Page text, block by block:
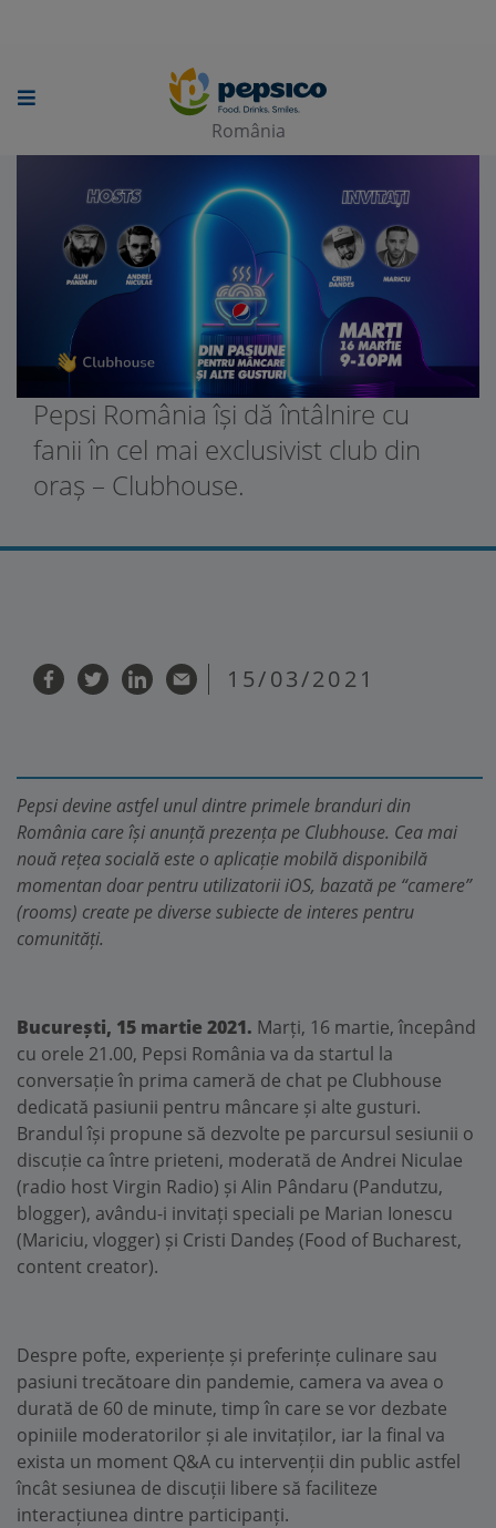
to
main
content
România
Pepsi România își dă întâlnire cu
fanii în cel mai exclusivist club din
oraș – Clubhouse.
15/03/2021
Pepsi devine astfel unul dintre primele branduri din
România care își anunță prezența pe Clubhouse. Cea mai
nouă rețea socială este o aplicație mobilă disponibilă
momentan doar pentru utilizatorii iOS, bazată pe “camere”
(rooms) create pe diverse subiecte de interes pentru
comunități.
București, 15 martie 2021. Marți, 16 martie, începând
cu orele 21.00, Pepsi România va da startul la
conversație în prima cameră de chat pe Clubhouse
dedicată pasiunii pentru mâncare și alte gusturi.
Brandul își propune să dezvolte pe parcursul sesiunii o
discuție ca între prieteni, moderată de Andrei Niculae
(radio host Virgin Radio) și Alin Pândaru (Pandutzu,
blogger), avându-i invitați speciali pe Marian Ionescu
(Mariciu, vlogger) și Cristi Dandeș (Food of Bucharest,
content creator).
Despre pofte, experiențe și preferințe culinare sau
pasiuni trecătoare din pandemie, camera va avea o
durată de 60 de minute, timp în care se vor dezbate
opiniile moderatorilor și ale invitaților, iar la final va
exista un moment Q&A cu intervenții din public astfel
încât sesiunea de discuții libere să faciliteze
interacțiunea dintre participanți.